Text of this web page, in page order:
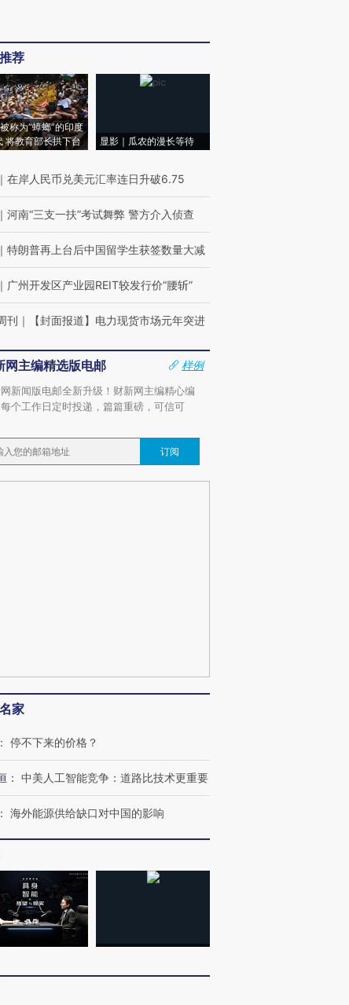
荐
称为“蟑螂”的印度
将教育部长拱下台
显影｜瓜农的漫长等待
｜ 在岸人民币兑美元汇率连日升破6.75
｜ 河南“三支一扶”考试舞弊 警方介入侦查
｜ 特朗普再上台后中国留学生获签数量大减
｜ 广州开发区产业园REIT较发行价“腰斩”
刊 ｜ 【封面报道】电力现货市场元年突进
网主编精选版电邮
样例
新闻版电邮全新升级！财新网主编精心编
个工作日定时投递，篇篇重磅，可信可
订阅
家
： 停不下来的价格？
： 中美人工智能竞争：道路比技术更重要
： 海外能源供给缺口对中国的影响